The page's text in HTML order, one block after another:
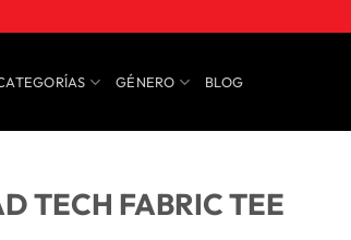
GÉNERO BLOG
TECH FABRIC TEE